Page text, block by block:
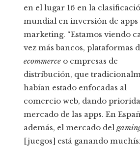
en el lugar 16 en la
mundial en inversión de apps
marketing. “Estamos viendo
vez más bancos, plataformas
ecommerce o empresas de
distribución, que
habían estado enfocadas al
comercio web, dando
mercado de las apps. En
además, el mercado del
[juegos] está ganando